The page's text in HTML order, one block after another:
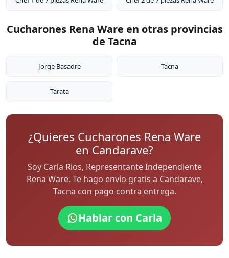
Cucharones Rena Ware en otras provincias
de Tacna
Jorge Basadre Tacna
Tarata
¿Quieres Cucharones Rena Ware
en Candarave?
Soy Carla Rios, Representante Independiente
Rena Ware. Te hago envío gratis a Candarave,
Tacna con pago contra entrega.
Hablar con Carla